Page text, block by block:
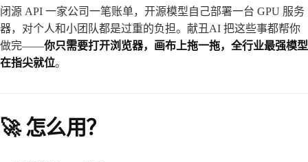
闭源 API 一家公司一笔账单，开源模型自己部署一台 GPU 服务
器，对个人和小团队都是过重的负担。献丑AI 把这些事都帮你
做完——你只需要打开浏览器，画布上拖一拖，全行业最强模型
在指尖就位。
🚀 怎么用？